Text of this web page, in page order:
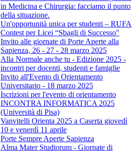
in Medicina e Chirurgia: facciamo il punto
della situazione.
Un'opportunità unica per studenti – RUFA
Contest per Licei “Sbagli di Successo"
Invito alle giornate di Porte Aperte alla
Sapienza, 26 - 27 - 28 marzo 2025
Alla Normale anche tu - Edizione 2025 -
incontri per docenti, studenti e famiglie
Invito all'Evento di Orientamento
Universitario - 18 marzo 2025
Iscrizioni per l'evento di orientamento
INCONTRA INFORMATICA 2025
(Università di Pisa)
Vanvitelli Orienta 2025 a Caserta giovedì
10 e venerdì 11 aprile
Porte Sempre Aperte Sapienza
Alma Mater Studiorum - Giornate di